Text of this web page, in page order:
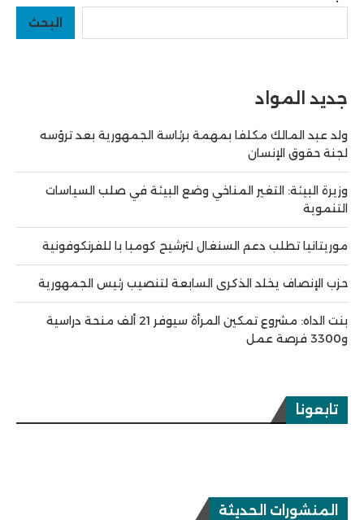
البحث
جديد المواد
ولد عبد المالك مكلفا بمهمة برئاسة الجمهورية بعد ترؤسه
لجنة حقوق الإنسان
وزيرة البيئة: التغير المناخي وضع البيئة في صلب السياسات
التنموية
موريتانيا تطلب دعم السنغال لترشيح كومبا با للفرنكوفونية
حزب الإنصاف يخلد الذكرى السابعة لتنصيب رئيس الجمهورية
بنت الداه: مشروع تمكين المرأة سيوفر 21 ألف منحة دراسية
و3300 فرصة عمل
تابعونا
المنشورات الحديثة